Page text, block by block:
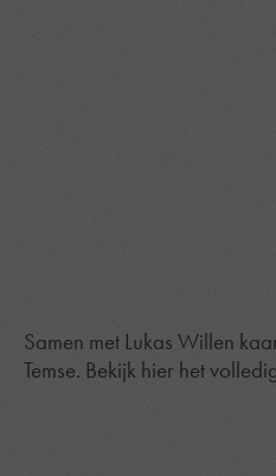
Samen met Lukas Willen
Temse. Bekijk hier het